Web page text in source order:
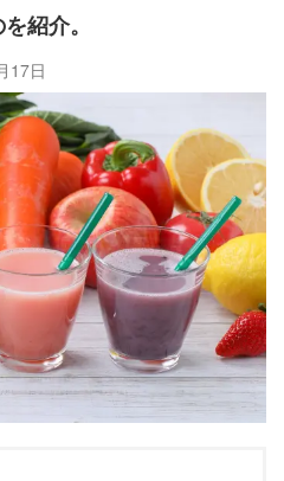
紹介。
17日